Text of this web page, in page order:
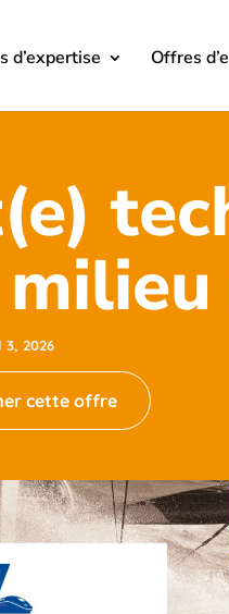
d’expertise Offres
3, 2026
cette offre